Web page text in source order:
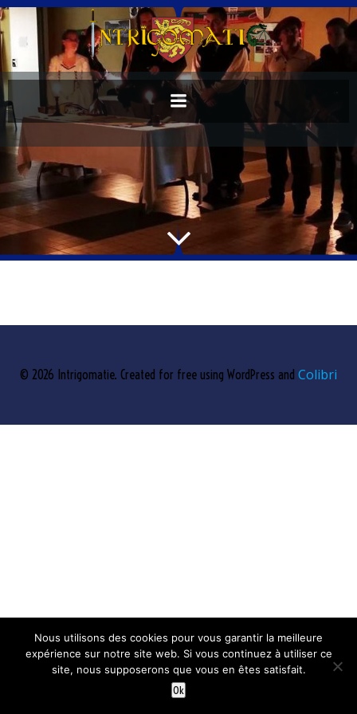
© 2026 Intrigomatie. Created for free using WordPress and Colibri
Nous utilisons des cookies pour vous garantir la meilleure
expérience sur notre site web. Si vous continuez à utiliser ce
site, nous supposerons que vous en êtes satisfait.
Ok